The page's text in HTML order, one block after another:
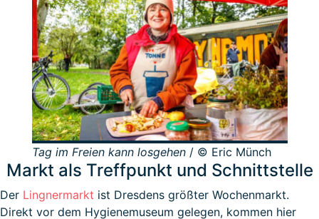
Tag im Freien kann losgehen/ © Eric Münch
Markt als Treffpunkt und Schnittstelle
Der Lingnermarkt ist Dresdens größter Wochenmarkt.
Direkt vor dem Hygienemuseum gelegen, kommen hier